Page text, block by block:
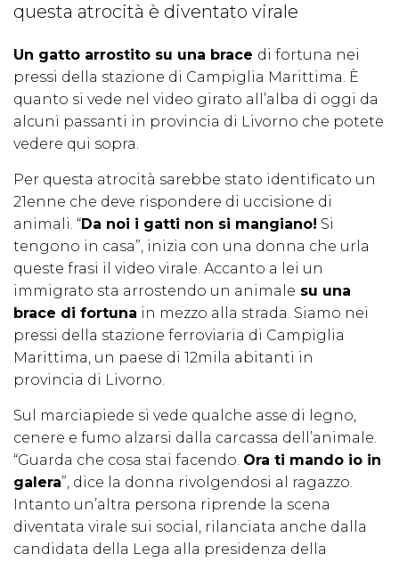
questa atrocità è diventato virale
Un gatto arrostito su una brace di fortuna nei
pressi della stazione di Campiglia Marittima. È
quanto si vede nel video girato all’alba di oggi da
alcuni passanti in provincia di Livorno che potete
vedere qui sopra.
Per questa atrocità sarebbe stato identificato un
21enne che deve rispondere di uccisione di
animali. “Da noi i gatti non si mangiano! Si
tengono in casa”, inizia con una donna che urla
queste frasi il video virale. Accanto a lei un
immigrato sta arrostendo un animale su una
brace di fortuna in mezzo alla strada. Siamo nei
pressi della stazione ferroviaria di Campiglia
Marittima, un paese di 12mila abitanti in
provincia di Livorno.
Sul marciapiede si vede qualche asse di legno,
cenere e fumo alzarsi dalla carcassa dell’animale.
“Guarda che cosa stai facendo. Ora ti mando io in
galera”, dice la donna rivolgendosi al ragazzo.
Intanto un’altra persona riprende la scena
diventata virale sui social, rilanciata anche dalla
candidata della Lega alla presidenza della